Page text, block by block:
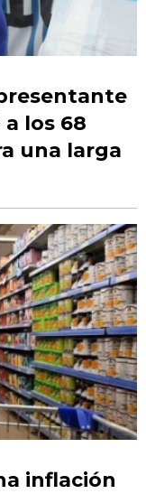
los 68
una larga
inflación